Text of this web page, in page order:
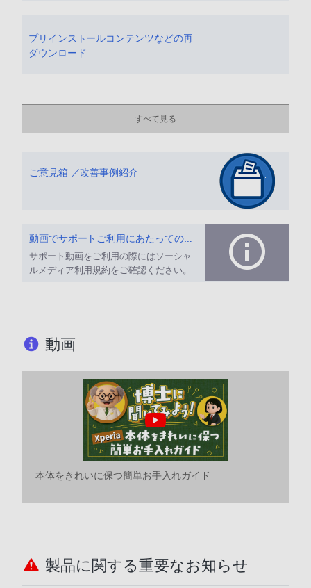
プリインストールコンテンツなどの再
ダウンロード
すべて見る
ご意見箱 ／改善事例紹介
動画でサポートご利用にあたってのお願い
サポート動画をご利用の際にはソーシャ
ルメディア利用規約をご確認ください。
動画
本体をきれいに保つ簡単お手入れガイド
製品に関する重要なお知らせ